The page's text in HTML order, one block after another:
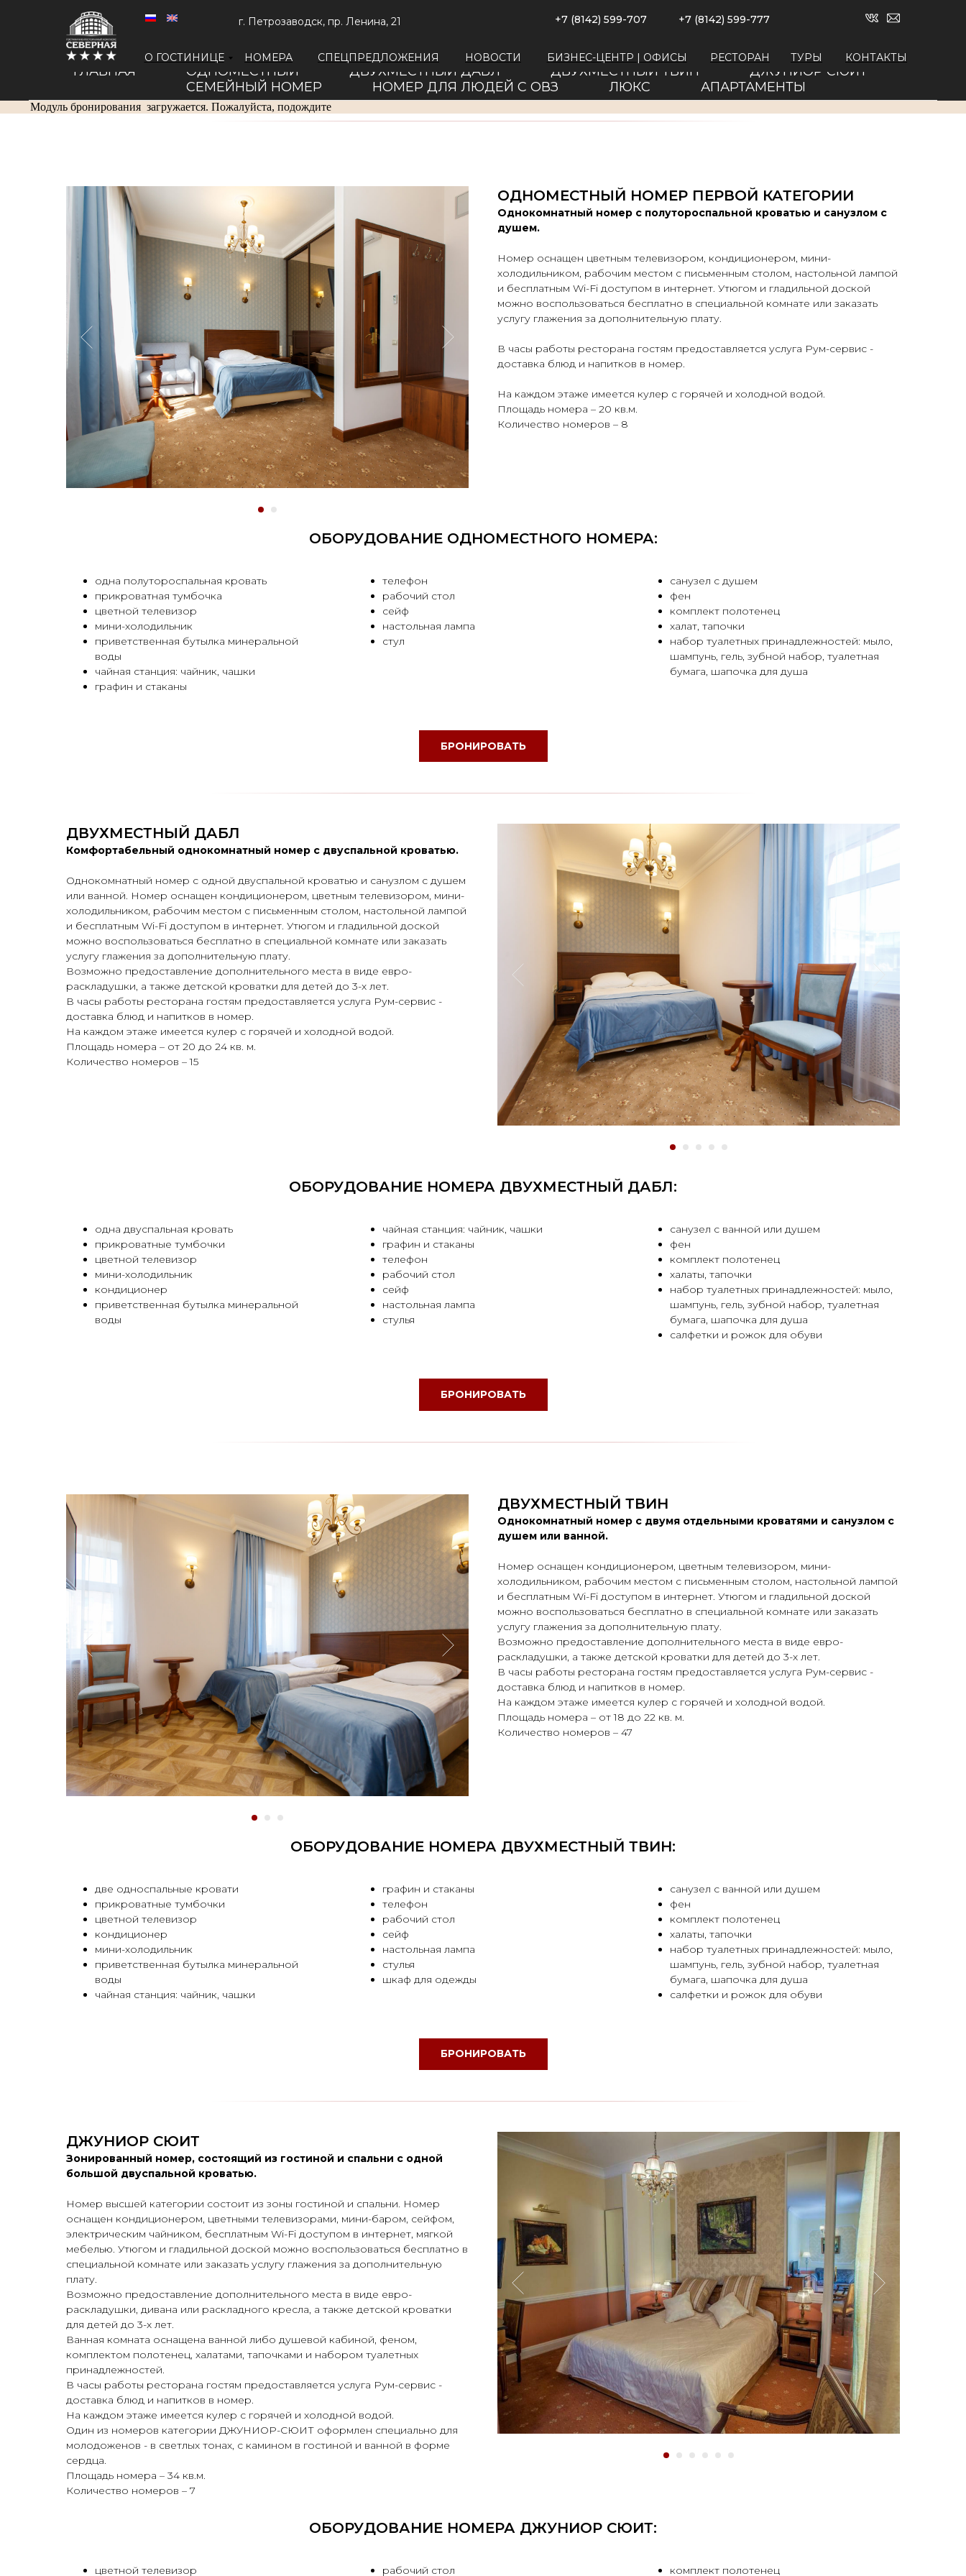
г. Петрозаводск, пр. Ленина, 21 +7 (8142) 599-707 +7 (8142) 599-777
О ГОСТИНИЦЕ НОМЕРА СПЕЦПРЕДЛОЖЕНИЯ БИЗНЕС-ЦЕНТР | ОФИСЫ ТУРЫ
РЕСТОРАН КОНТАКТЫ
НОВОСТИ
ГЛАВНАЯ ОДНОМЕСТНЫЙ ДВУХМЕСТНЫЙ ДАБЛ ДВУХМЕСТНЫЙ ТВИН
ДЖУНИОР СЮИТ
СЕМЕЙНЫЙ НОМЕР
НОМЕР ДЛЯ ЛЮДЕЙ С ОВЗ ЛЮКС АПАРТАМЕНТЫ
Модуль бронирования загружается. Пожалуйста, подождите
ОДНОМЕСТНЫЙ НОМЕР ПЕРВОЙ КАТЕГОРИИ
Однокомнатный номер с полутороспальной кроватью и санузлом с
душем.
Номер оснащен цветным телевизором, кондиционером, мини-
холодильником, рабочим местом с письменным столом, настольной лампой
и бесплатным Wi-Fi доступом в интернет. Утюгом и гладильной доской
можно воспользоваться бесплатно в специальной комнате или заказать
услугу глажения за дополнительную плату.
В часы работы ресторана гостям предоставляется услуга Рум-сервис -
доставка блюд и напитков в номер.
На каждом этаже имеется кулер с горячей и холодной водой.
Площадь номера – 20 кв.м.
Количество номеров – 8
ОБОРУДОВАНИЕ ОДНОМЕСТНОГО НОМЕРА:
одна полутороспальная кровать
прикроватная тумбочка
цветной телевизор
мини-холодильник
приветственная бутылка минеральной
воды
чайная станция: чайник, чашки
графин и стаканы
телефон
рабочий стол
сейф
настольная лампа
стул
санузел с душем
фен
комплект полотенец
халат, тапочки
набор туалетных принадлежностей: мыло,
шампунь, гель, зубной набор, туалетная
бумага, шапочка для душа
БРОНИРОВАТЬ
ДВУХМЕСТНЫЙ ДАБЛ
Комфортабельный однокомнатный номер с двуспальной кроватью.
Однокомнатный номер с одной двуспальной кроватью и санузлом с душем
или ванной. Номер оснащен кондиционером, цветным телевизором, мини-
холодильником, рабочим местом с письменным столом, настольной лампой
и бесплатным Wi-Fi доступом в интернет. Утюгом и гладильной доской
можно воспользоваться бесплатно в специальной комнате или заказать
услугу глажения за дополнительную плату.
Возможно предоставление дополнительного места в виде евро-
раскладушки, а также детской кроватки для детей до 3-х лет.
В часы работы ресторана гостям предоставляется услуга Рум-сервис -
доставка блюд и напитков в номер.
На каждом этаже имеется кулер с горячей и холодной водой.
Площадь номера – от 20 до 24 кв. м.
Количество номеров – 15
ОБОРУДОВАНИЕ НОМЕРА ДВУХМЕСТНЫЙ ДАБЛ:
одна двуспальная кровать
прикроватные тумбочки
цветной телевизор
мини-холодильник
кондиционер
приветственная бутылка минеральной
воды
чайная станция: чайник, чашки
графин и стаканы
телефон
рабочий стол
сейф
настольная лампа
стулья
санузел с ванной или душем
фен
комплект полотенец
халаты, тапочки
набор туалетных принадлежностей: мыло,
шампунь, гель, зубной набор, туалетная
бумага, шапочка для душа
салфетки и рожок для обуви
БРОНИРОВАТЬ
ДВУХМЕСТНЫЙ ТВИН
Однокомнатный номер с двумя отдельными кроватями и санузлом с
душем или ванной.
Номер оснащен кондиционером, цветным телевизором, мини-
холодильником, рабочим местом с письменным столом, настольной лампой
и бесплатным Wi-Fi доступом в интернет. Утюгом и гладильной доской
можно воспользоваться бесплатно в специальной комнате или заказать
услугу глажения за дополнительную плату.
Возможно предоставление дополнительного места в виде евро-
раскладушки, а также детской кроватки для детей до 3-х лет.
В часы работы ресторана гостям предоставляется услуга Рум-сервис -
доставка блюд и напитков в номер.
На каждом этаже имеется кулер с горячей и холодной водой.
Площадь номера – от 18 до 22 кв. м.
Количество номеров – 47
ОБОРУДОВАНИЕ НОМЕРА ДВУХМЕСТНЫЙ ТВИН:
две односпальные кровати
прикроватные тумбочки
цветной телевизор
кондиционер
мини-холодильник
приветственная бутылка минеральной
воды
чайная станция: чайник, чашки
графин и стаканы
телефон
рабочий стол
сейф
настольная лампа
стулья
шкаф для одежды
санузел с ванной или душем
фен
комплект полотенец
халаты, тапочки
набор туалетных принадлежностей: мыло,
шампунь, гель, зубной набор, туалетная
бумага, шапочка для душа
салфетки и рожок для обуви
БРОНИРОВАТЬ
ДЖУНИОР СЮИТ
Зонированный номер, состоящий из гостиной и спальни с одной
большой двуспальной кроватью.
Номер высшей категории состоит из зоны гостиной и спальни. Номер
оснащен кондиционером, цветными телевизорами, мини-баром, сейфом,
электрическим чайником, бесплатным Wi-Fi доступом в интернет, мягкой
мебелью. Утюгом и гладильной доской можно воспользоваться бесплатно в
специальной комнате или заказать услугу глажения за дополнительную
плату.
Возможно предоставление дополнительного места в виде евро-
раскладушки, дивана или раскладного кресла, а также детской кроватки
для детей до 3-х лет.
Ванная комната оснащена ванной либо душевой кабиной, феном,
комплектом полотенец, халатами, тапочками и набором туалетных
принадлежностей.
В часы работы ресторана гостям предоставляется услуга Рум-сервис -
доставка блюд и напитков в номер.
На каждом этаже имеется кулер с горячей и холодной водой.
Один из номеров категории ДЖУНИОР-СЮИТ оформлен специально для
молодоженов - в светлых тонах, с камином в гостиной и ванной в форме
сердца.
Площадь номера – 34 кв.м.
Количество номеров – 7
ОБОРУДОВАНИЕ НОМЕРА ДЖУНИОР СЮИТ:
цветной телевизор рабочий стол комплект полотенец